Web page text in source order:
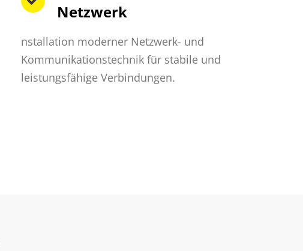
Netzwerk
nstallation moderner Netzwerk- und
Kommunikationstechnik für stabile und
leistungsfähige Verbindungen.